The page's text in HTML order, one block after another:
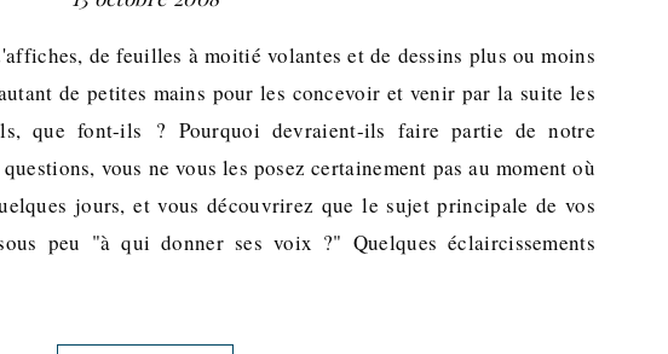
de feuilles à moitié volantes et de dessins plus ou moins
de petites mains pour les concevoir et venir par la suite les
que font-ils ? Pourquoi devraient-ils faire partie de notre
vous ne vous les posez certainement pas au moment où
jours, et vous découvrirez que le sujet principale de vos
peu "à qui donner ses voix ?" Quelques éclaircissements